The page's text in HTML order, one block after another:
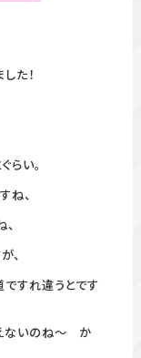
た！
らい。
ね、
、
すれ違うとです
ないのね～ か